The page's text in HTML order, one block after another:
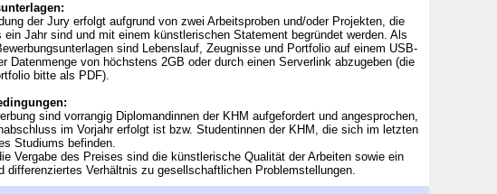
der Jury erfolgt aufgrund von zwei Arbeitsproben und/oder Projekten, die
ein Jahr sind und mit einem künstlerischen Statement begründet werden. Als
sind Lebenslauf, Zeugnisse und Portfolio auf einem USB-
Datenmenge von höchstens 2GB oder durch einen Serverlink abzugeben (die
bitte als PDF).
sind vorrangig Diplomandinnen der KHM aufgefordert und angesprochen,
im Vorjahr erfolgt ist bzw. Studentinnen der KHM, die sich im letzten
Studiums befinden.
Vergabe des Preises sind die künstlerische Qualität der Arbeiten sowie ein
differenziertes Verhältnis zu gesellschaftlichen Problemstellungen.